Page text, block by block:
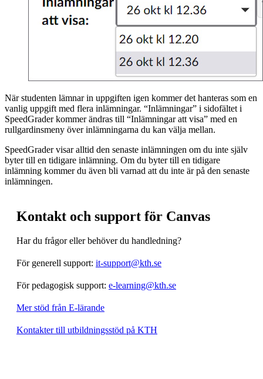
När studenten lämnar in uppgiften igen kommer det hanteras som en
vanlig uppgift med flera inlämningar. “Inlämningar” i sidofältet i
SpeedGrader kommer ändras till “Inlämningar att visa” med en
rullgardinsmeny över inlämningarna du kan välja mellan.
SpeedGrader visar alltid den senaste inlämningen om du inte själv
byter till en tidigare inlämning. Om du byter till en tidigare
inlämning kommer du även bli varnad att du inte är på den senaste
inlämningen.
Kontakt och support för Canvas
Har du frågor eller behöver du handledning?
För generell support: it-support@kth.se
För pedagogisk support: e-learning@kth.se
Mer stöd från E-lärande
Kontakter till utbildningsstöd på KTH